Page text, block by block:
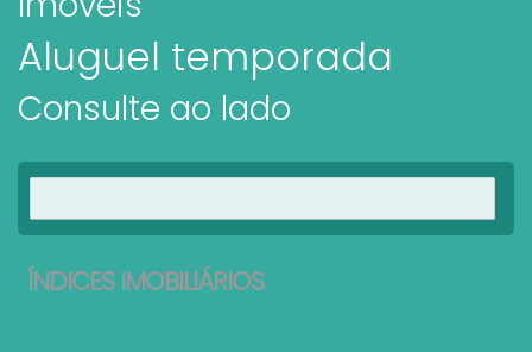
Aluguel temporada
Consulte ao lado
ÍNDICES IMOBILIÁRIOS